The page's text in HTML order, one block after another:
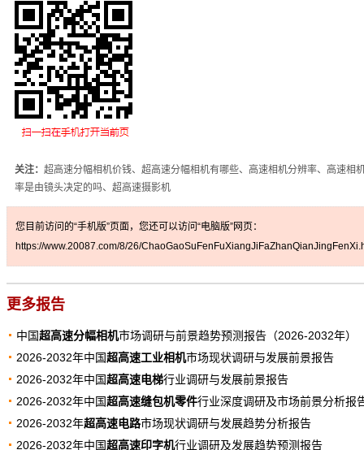
关注： 超高速分幅相机价钱、超高速分幅相机有哪些、高速相机分辨率、高速相
率是由镜头决定的吗、超高速摄影机
您目前访问的“手机版”页面，您还可以访问“电脑版”网页：
https://www.20087.com/8/26/
更多报告
中国超高速分幅相机市场调研与前景趋势预测报告（2026-2032年）
2026-2032年中国超高速工业相机市场现状调研与发展前景报告
2026-2032年中国超高速电梯行业调研与发展前景报告
2026-2032年中国超高速缝包机零件行业深度调研及市场前景分析报
2026-2032年超高速电路市场现状调研与发展趋势分析报告
2026-2032年中国超高速印字机行业调研及发展趋势预测报告